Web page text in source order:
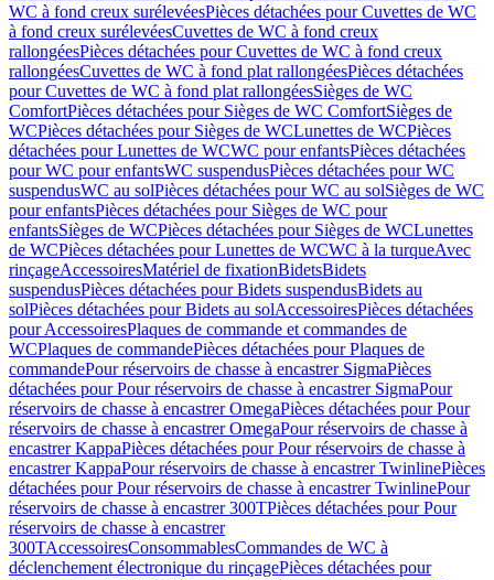
WC à fond creux surélevéesPièces détachées pour Cuvettes de WC
à fond creux surélevéesCuvettes de WC à fond creux
rallongéesPièces détachées pour Cuvettes de WC à fond creux
rallongéesCuvettes de WC à fond plat rallongéesPièces détachées
pour Cuvettes de WC à fond plat rallongéesSièges de WC
ComfortPièces détachées pour Sièges de WC ComfortSièges de
WCPièces détachées pour Sièges de WCLunettes de WCPièces
détachées pour Lunettes de WCWC pour enfantsPièces détachées
pour WC pour enfantsWC suspendusPièces détachées pour WC
suspendusWC au solPièces détachées pour WC au solSièges de WC
pour enfantsPièces détachées pour Sièges de WC pour
enfantsSièges de WCPièces détachées pour Sièges de WCLunettes
de WCPièces détachées pour Lunettes de WCWC à la turqueAvec
rinçageAccessoiresMatériel de fixationBidetsBidets
suspendusPièces détachées pour Bidets suspendusBidets au
solPièces détachées pour Bidets au solAccessoiresPièces détachées
pour AccessoiresPlaques de commande et commandes de
WCPlaques de commandePièces détachées pour Plaques de
commandePour réservoirs de chasse à encastrer SigmaPièces
détachées pour Pour réservoirs de chasse à encastrer SigmaPour
réservoirs de chasse à encastrer OmegaPièces détachées pour Pour
réservoirs de chasse à encastrer OmegaPour réservoirs de chasse à
encastrer KappaPièces détachées pour Pour réservoirs de chasse à
encastrer KappaPour réservoirs de chasse à encastrer TwinlinePièces
détachées pour Pour réservoirs de chasse à encastrer TwinlinePour
réservoirs de chasse à encastrer 300TPièces détachées pour Pour
réservoirs de chasse à encastrer
300TAccessoiresConsommablesCommandes de WC à
déclenchement électronique du rinçagePièces détachées pour